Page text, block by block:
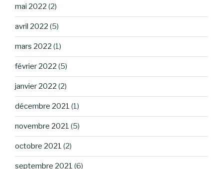
mai 2022 (2)
avril 2022 (5)
mars 2022 (1)
février 2022 (5)
janvier 2022 (2)
décembre 2021 (1)
novembre 2021 (5)
octobre 2021 (2)
septembre 2021 (6)